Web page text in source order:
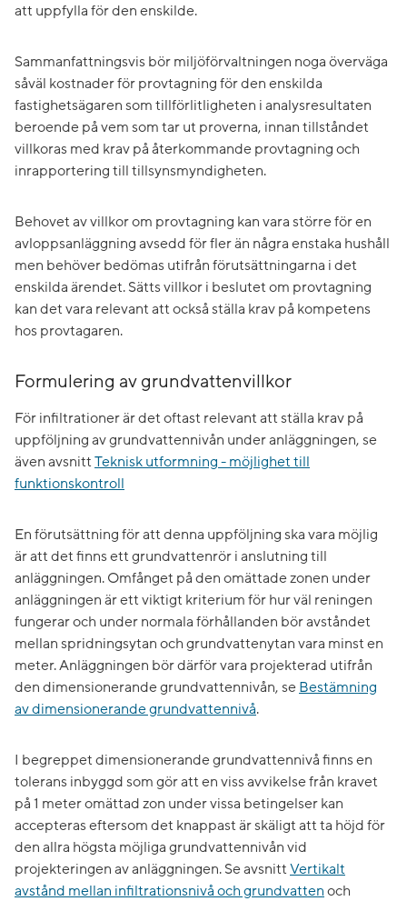
att uppfylla för den enskilde.
Sammanfattningsvis bör miljöförvaltningen noga överväga
såväl kostnader för provtagning för den enskilda
fastighetsägaren som tillförlitligheten i analysresultaten
beroende på vem som tar ut proverna, innan tillståndet
villkoras med krav på återkommande provtagning och
inrapportering till tillsynsmyndigheten.
Behovet av villkor om provtagning kan vara större för en
avloppsanläggning avsedd för fler än några enstaka hushåll
men behöver bedömas utifrån förutsättningarna i det
enskilda ärendet. Sätts villkor i beslutet om provtagning
kan det vara relevant att också ställa krav på kompetens
hos provtagaren.
Formulering av grundvattenvillkor
För infiltrationer är det oftast relevant att ställa krav på
uppföljning av grundvattennivån under anläggningen, se
även avsnitt Teknisk utformning - möjlighet till
funktionskontroll
En förutsättning för att denna uppföljning ska vara möjlig
är att det finns ett grundvattenrör i anslutning till
anläggningen. Omfånget på den omättade zonen under
anläggningen är ett viktigt kriterium för hur väl reningen
fungerar och under normala förhållanden bör avståndet
mellan spridningsytan och grundvattenytan vara minst en
meter. Anläggningen bör därför vara projekterad utifrån
den dimensionerande grundvattennivån, se Bestämning
av dimensionerande grundvattennivå.
I begreppet dimensionerande grundvattennivå finns en
tolerans inbyggd som gör att en viss avvikelse från kravet
på 1 meter omättad zon under vissa betingelser kan
accepteras eftersom det knappast är skäligt att ta höjd för
den allra högsta möjliga grundvattennivån vid
projekteringen av anläggningen. Se avsnitt Vertikalt
avstånd mellan infiltrationsnivå och grundvatten och